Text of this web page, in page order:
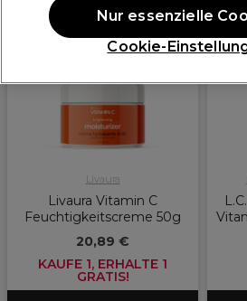
ANGEBOT
Livaura
Livaura Vitamin C
Feuchtigkeitscreme 50g
20,89 €
KAUFE 1, ERHALTE 1
GRATIS!
Cookie-
Nur essenzielle